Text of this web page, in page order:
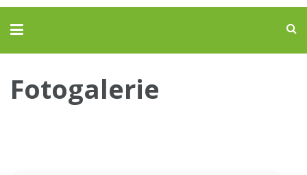
Fotogalerie